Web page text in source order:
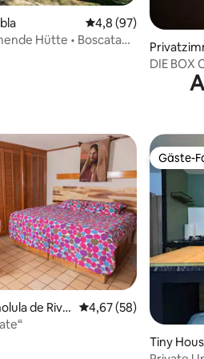
Durchschnittliche
4,8 (97)
Hütte • Boscata
Cholula
DIE BOX
de Riva
Durchschnittliche
4,67 (58)
Gäste-
Gäste-
Tiny